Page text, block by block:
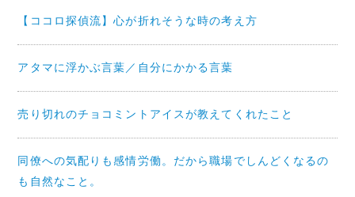
【ココロ探偵流】心が折れそうな時の考え方
アタマに浮かぶ言葉／自分にかかる言葉
売り切れのチョコミントアイスが教えてくれたこと
同僚への気配りも感情労働。だから職場でしんどくなるの
も自然なこと。